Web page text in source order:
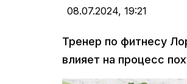
08.07.2024, 19:21
Тренер по фитнесу
влияет на процесс